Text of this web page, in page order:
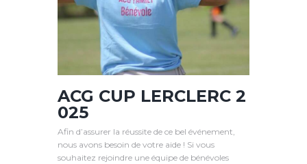
ACG CUP LERCLERC 2
025
Afin d’assurer la réussite de ce bel événement,
nous avons besoin de votre aide ! Si vous
souhaitez rejoindre une équipe de bénévoles